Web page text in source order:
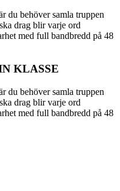
du behöver samla truppen
drag blir varje ord
med full bandbredd på 48
KLASSE
du behöver samla truppen
drag blir varje ord
med full bandbredd på 48